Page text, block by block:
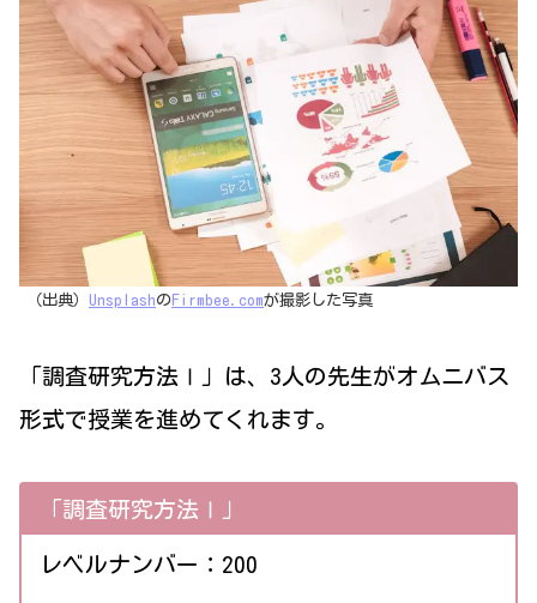
（出典） UnsplashのFirmbee.comが撮影した写真
「調査研究方法Ⅰ」は、3人の先生がオムニバス
形式で授業を進めてくれます。
「調査研究方法Ⅰ」
レベルナンバー：200